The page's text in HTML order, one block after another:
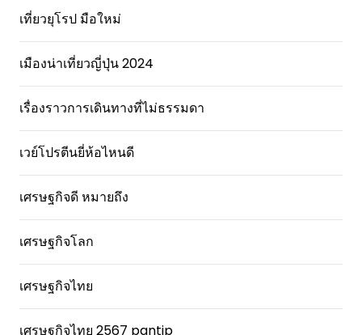
เที่ยวยุโรป มือใหม่
เมืองน่าเที่ยวญี่ปุ่น 2024
เรื่องราวการเดินทางที่ไม่ธรรมดา
เวย์โปรตีนยี่ห้อไหนดี
เศรษฐกิจดี หมายถึง
เศรษฐกิจโลก
เศรษฐกิจไทย
เศรษฐกิจไทย 2567 pantip